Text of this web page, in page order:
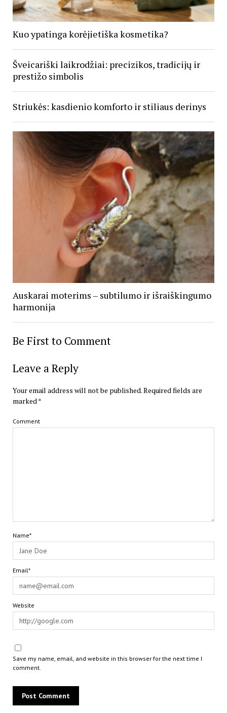
Kuo ypatinga korėjietiška kosmetika?
Šveicariški laikrodžiai: precizikos, tradicijų ir
prestižo simbolis
Striukės: kasdienio komforto ir stiliaus derinys
Auskarai moterims – subtilumo ir išraiškingumo
harmonija
Be First to Comment
Leave a Reply
Your email address will not be published.Required fields are
marked*
Comment
Name*
Email*
Website
Save my name, email, and website in this browser for the next time I
comment.